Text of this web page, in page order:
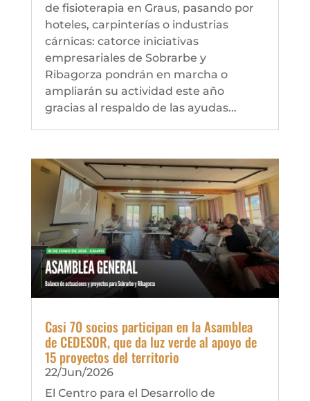
de fisioterapia en Graus, pasando por
hoteles, carpinterías o industrias
cárnicas: catorce iniciativas
empresariales de Sobrarbe y
Ribagorza pondrán en marcha o
ampliarán su actividad este año
gracias al respaldo de las ayudas...
Casi 70 socios participan en la Asamblea
de CEDESOR, que da luz verde al apoyo de
15 proyectos del territorio
22/Jun/2026
El Centro para el Desarrollo de